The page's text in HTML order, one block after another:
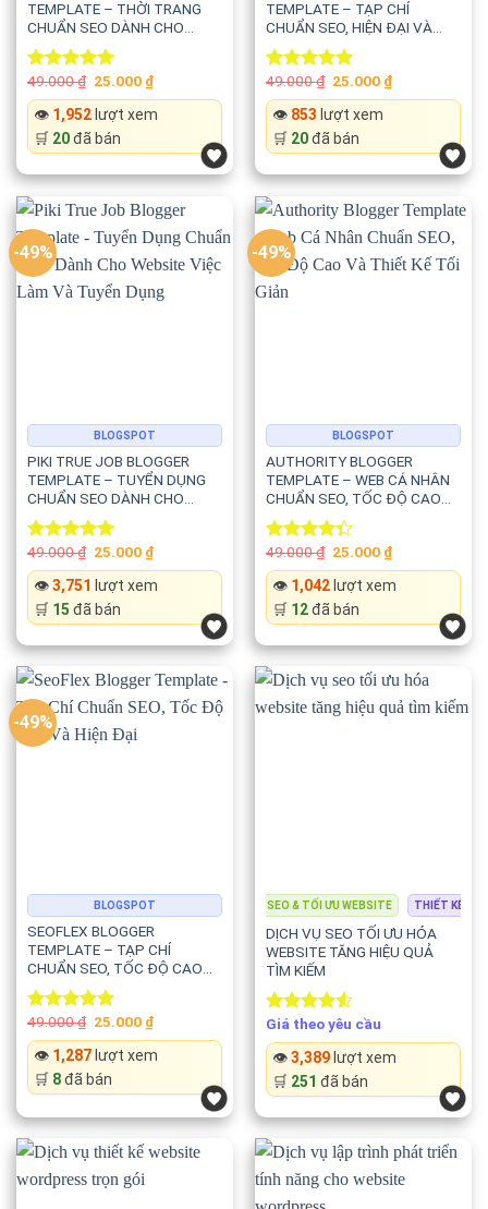
TEMPLATE – THỜI TRANG
CHUẨN SEO DÀNH CHO
FASHION, BEAUTY,
LIFESTYLE VÀ
PHOTOGRAPHY
Rated5.00
out of 5
49.000₫ Original
was:
49.000 ₫.
25.000 ₫Current
price
is:
25.000 ₫.
👁️ 1,952lượt xem
🛒 20đã bán
TEMPLATE – TẠP CHÍ
CHUẨN SEO, HIỆN ĐẠI VÀ
TỐC ĐỘ CAO
Rated5.00
out of 5
49.000₫ Original
was:
49.000 ₫.
25.000 ₫Current
price
👁️ 853 lượt xem
🛒 20đã bán
-49%
BLOGSPOT
PIKI TRUE JOB BLOGGER
TEMPLATE – TUYỂN DỤNG
CHUẨN SEO DÀNH CHO
WEBSITE VIỆC LÀM VÀ
TUYỂN DỤNG
Rated5.00
out of 5
49.000₫ Original
was:
49.000 ₫.
25.000 ₫Current
price
is:
25.000 ₫.
👁️3,751 lượt xem
🛒 15 đã bán
-49%
BLOGSPOT
AUTHORITY BLOGGER
TEMPLATE – WEB CÁ NHÂN
CHUẨN SEO, TỐC ĐỘ CAO
VÀ THIẾT KẾ TỐI GIẢN
Rated
4.33out
of 5
49.000₫ Original
was:
49.000 ₫.
25.000 ₫Current
price
is:
25.000 ₫.
👁️ 1,042lượt xem
🛒 12đã bán
-49%
BLOGSPOT
SEOFLEX BLOGGER
TEMPLATE – TẠP CHÍ
CHUẨN SEO, TỐC ĐỘ CAO
VÀ HIỆN ĐẠI
Rated5.00
out of 5
49.000₫ Original
was:
49.000 ₫.
25.000 ₫Current
price
is:
25.000 ₫.
👁️ 1,287lượt xem
🛒 8đã bán
LẬP TRÌNH & PHÁT TRIỂN SEO & TỐI ƯU WEBSITE THIẾT KẾ
DỊCH VỤ SEO TỐI ƯU HÓA
WEBSITE TĂNG HIỆU QUẢ
TÌM KIẾM
Rated
4.50out
of 5
Giá theo yêu cầu
👁️3,389lượt xem
🛒 251 đã bán